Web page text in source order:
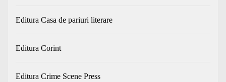
Editura Casa de pariuri literare
Editura Corint
Editura Crime Scene Press